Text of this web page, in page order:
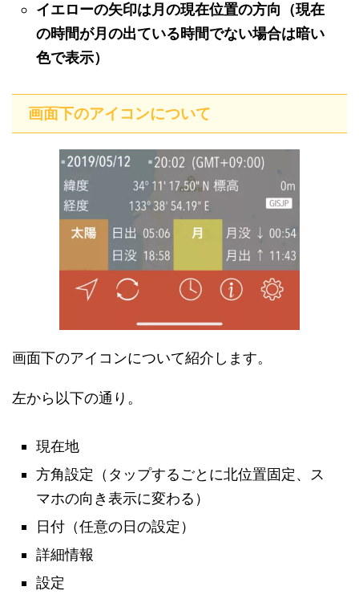
イエローの矢印は月の現在位置の方向（現在
の時間が月の出ている時間でない場合は暗い
色で表示）
画面下のアイコンについて
画面下のアイコンについて紹介します。
左から以下の通り。
現在地
方角設定（タップするごとに北位置固定、ス
マホの向き表示に変わる）
日付（任意の日の設定）
詳細情報
設定